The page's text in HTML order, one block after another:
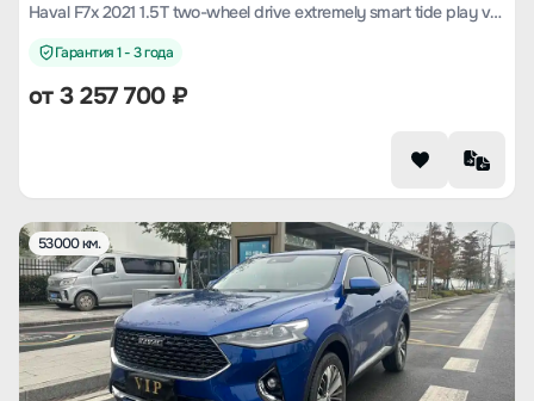
Haval F7x 2021 1.5T two-wheel drive extremely smart tide play version
Гарантия 1 - 3 года
от3 257 700₽
53000 км.